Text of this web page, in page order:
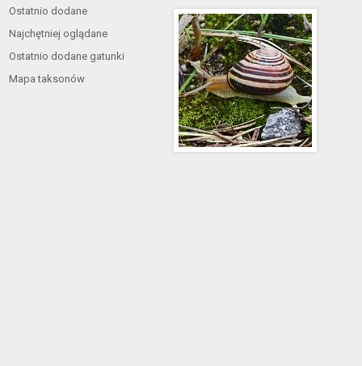
Ostatnio dodane
Najchętniej oglądane
Ostatnio dodane gatunki
Mapa taksonów